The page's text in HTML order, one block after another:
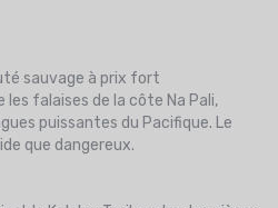
sauvage à prix fort
les falaises de la côte Na Pali,
puissantes du Pacifique. Le
que dangereux.